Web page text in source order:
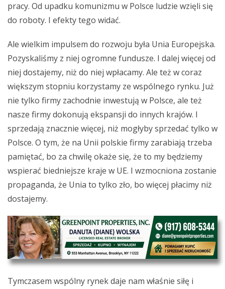
pracy. Od upadku komunizmu w Polsce ludzie wzięli się
do roboty. I efekty tego widać.
Ale wielkim impulsem do rozwoju była Unia Europejska.
Pozyskaliśmy z niej ogromne fundusze. I dalej więcej od
niej dostajemy, niż do niej wpłacamy. Ale też w coraz
większym stopniu korzystamy ze wspólnego rynku. Już
nie tylko firmy zachodnie inwestują w Polsce, ale też
nasze firmy dokonują ekspansji do innych krajów. I
sprzedają znacznie więcej, niż mogłyby sprzedać tylko w
Polsce. O tym, że na Unii polskie firmy zarabiają trzeba
pamiętać, bo za chwilę okaże się, że to my będziemy
wspierać biedniejsze kraje w UE. I wzmocniona zostanie
propaganda, że Unia to tylko zło, bo więcej płacimy niż
dostajemy.
Tymczasem wspólny rynek daje nam właśnie siłę i